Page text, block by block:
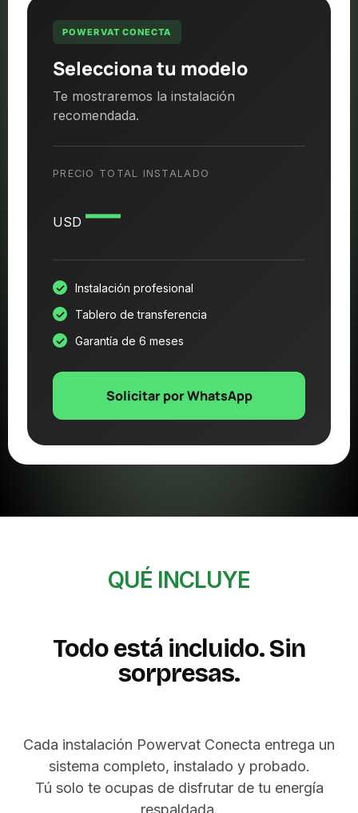
POWERVAT CONECTA
Selecciona tu modelo
Te mostraremos la instalación
recomendada.
PRECIO TOTAL INSTALADO
USD —
Instalación profesional
Tablero de transferencia
Garantía de 6 meses
Solicitar por WhatsApp
QUÉ INCLUYE
Todo está incluido. Sin
sorpresas.
Cada instalación Powervat Conecta entrega un
sistema completo, instalado y probado.
Tú solo te ocupas de disfrutar de tu energía
respaldada.